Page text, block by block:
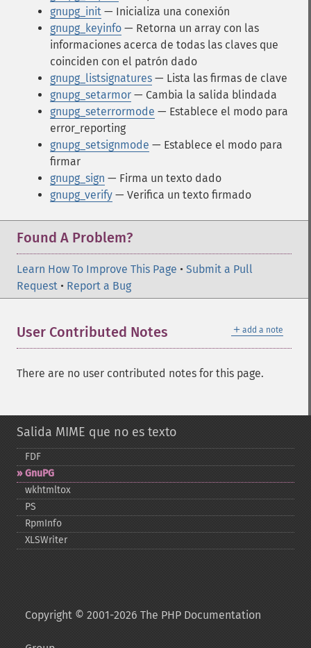
gnupg_init — Inicializa una conexión
gnupg_keyinfo — Retorna un array con las
informaciones acerca de todas las claves que
coinciden con el patrón dado
gnupg_listsignatures — Lista las firmas de clave
gnupg_setarmor — Cambia la salida blindada
gnupg_seterrormode — Establece el modo para
error_reporting
gnupg_setsignmode — Establece el modo para
firmar
gnupg_sign — Firma un texto dado
gnupg_verify — Verifica un texto firmado
Found A Problem?
Learn How To Improve This Page • Submit a Pull
Request • Report a Bug
＋ add a note
User Contributed Notes
There are no user contributed notes for this page.
Salida MIME que no es texto
FDF
GnuPG
wkhtmltox
PS
RpmInfo
XLSWriter
Copyright © 2001-2026 The PHP Documentation